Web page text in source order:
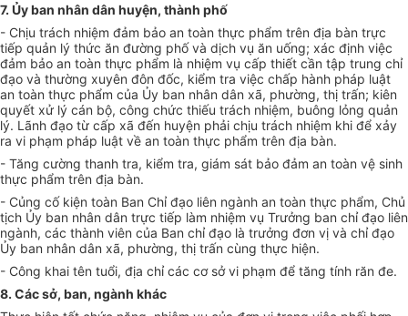
7. Ủy ban nhân dân huyện, thành phố
- Chịu trách nhiệm đảm bảo an toàn thực phẩm trên địa bàn trực
tiếp quản lý thức ăn đường phố và dịch vụ ăn uống; xác định việc
đảm bảo an toàn thực phẩm là nhiệm vụ cấp thiết cần tập trung chỉ
đạo và thường xuyên đôn đốc, kiểm tra việc chấp hành pháp luật
an toàn thực phẩm của Ủy ban nhân dân xã, phường, thị trấn; kiên
quyết xử lý cán bộ, công chức thiếu trách nhiệm, buông lỏng quản
lý. Lãnh đạo từ cấp xã đến huyện phải chịu trách nhiệm khi để xảy
ra vi phạm pháp luật về an toàn thực phẩm trên địa bàn.
- Tăng cường thanh tra, kiểm tra, giám sát bảo đảm an toàn vệ sinh
thực phẩm trên địa bàn.
- Củng cố kiện toàn Ban Chỉ đạo liên ngành an toàn thực phẩm, Chủ
tịch Ủy ban nhân dân trực tiếp làm nhiệm vụ Trưởng ban chỉ đạo liên
ngành, các thành viên của Ban chỉ đạo là trưởng đơn vị và chỉ đạo
Ủy ban nhân dân xã, phường, thị trấn cùng thực hiện.
- Công khai tên tuổi, địa chỉ các cơ sở vi phạm để tăng tính răn đe.
8. Các sở, ban, ngành khác